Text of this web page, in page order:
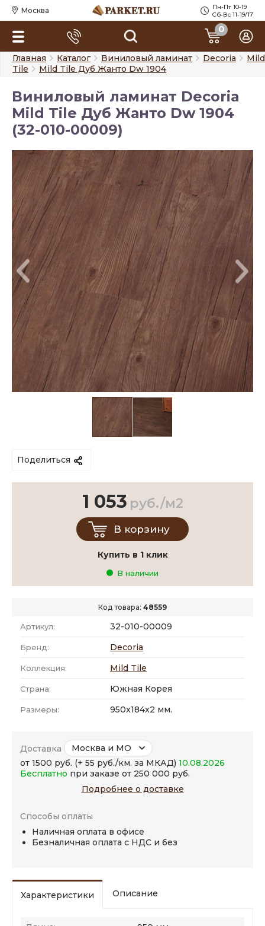
Москва
Пн-Пт 10-19
Сб-Вс 11-19/17
0
Главная Каталог Виниловый ламинат Decoria
Mild
Tile
Mild Tile Дуб Жанто Dw 1904
Виниловый ламинат Decoria
Mild Tile Дуб Жанто Dw 1904
(32-010-00009)
Поделиться
Код товара: 48559
Артикул: 32-010-00009
Бренд: Decoria
Коллекция: Mild Tile
Страна: Южная Корея
Размеры: 950x184x2 мм.
1 053 руб./м2
В корзину
Купить в 1 клик
В наличии
Доставка
Москва и МО
от 1500 руб. (+ 55 руб./км. за МКАД) 10.08.2026
Бесплатно при заказе от 250 000 руб.
Подробнее о доставке
Способы оплаты
Наличная оплата в офисе
Безналичная оплата с НДС и без
Характеристики Описание